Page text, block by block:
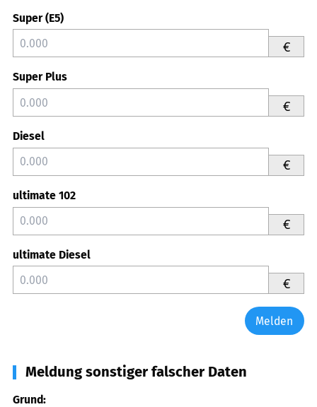
Super (E5)
€
Super Plus
€
Diesel
€
ultimate 102
€
ultimate Diesel
€
Melden
Meldung sonstiger falscher Daten
Grund: